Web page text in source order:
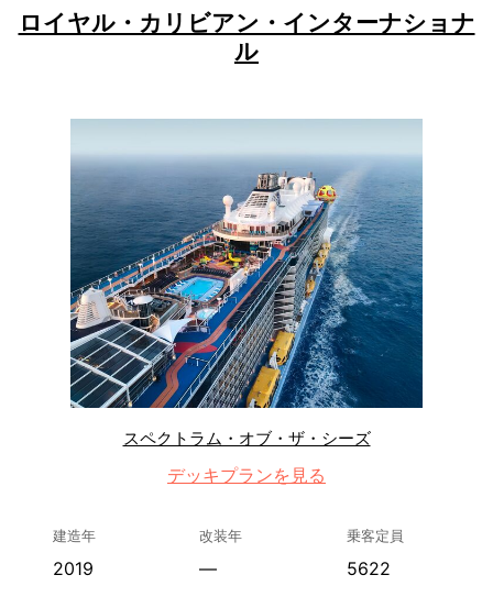
ロイヤル・カリビアン・インターナショナ
ル
スペクトラム・オブ・ザ・シーズ
デッキプランを見る
建造年
2019
改装年
—
乗客定員
5622